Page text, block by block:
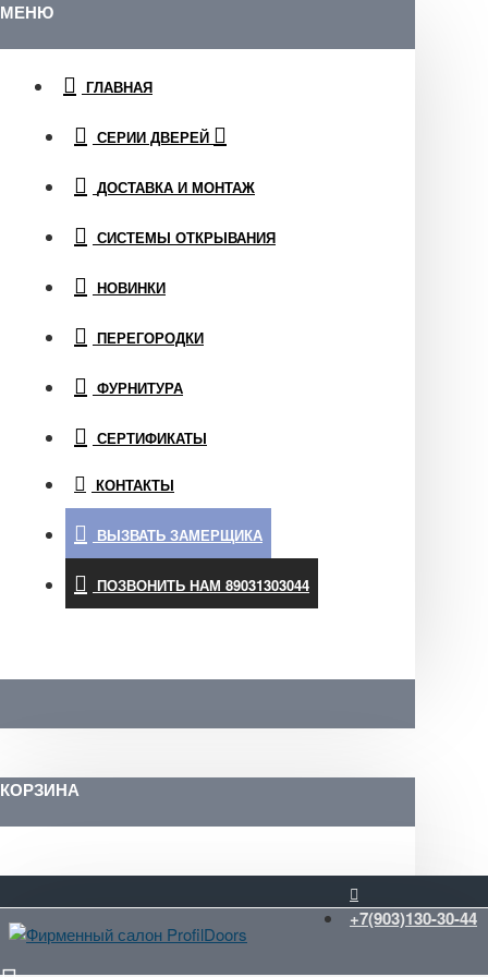
МЕНЮ
ГЛАВНАЯ
СЕРИИ ДВЕРЕЙ
ДОСТАВКА И МОНТАЖ
СИСТЕМЫ ОТКРЫВАНИЯ
НОВИНКИ
ПЕРЕГОРОДКИ
ФУРНИТУРА
СЕРТИФИКАТЫ
КОНТАКТЫ
ВЫЗВАТЬ ЗАМЕРЩИКА
ПОЗВОНИТЬ НАМ 89031303044
КОРЗИНА
+7(903)130-30-44